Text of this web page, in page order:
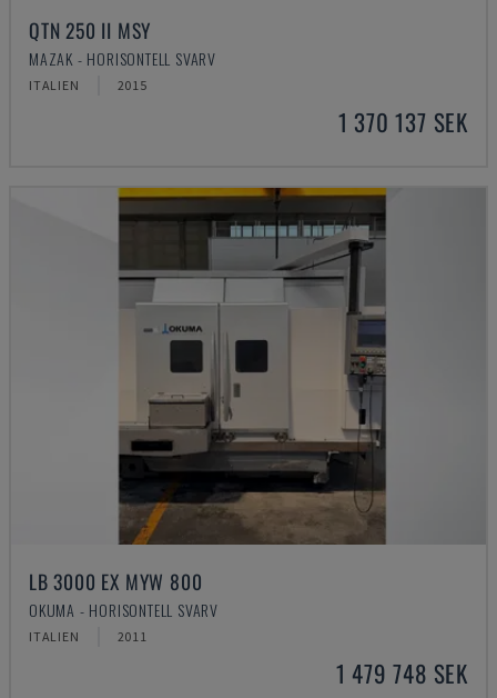
QTN 250 II MSY
MAZAK - HORISONTELL SVARV
ITALIEN 2015
1 370 137 SEK
LB 3000 EX MYW 800
OKUMA - HORISONTELL SVARV
ITALIEN 2011
1 479 748 SEK